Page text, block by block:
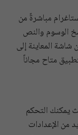
مباشرةً من
الوسوم والنص
شاشة المعاينة إلى
متاح مجاناً
يمكنك التحكم
من الإعدادات